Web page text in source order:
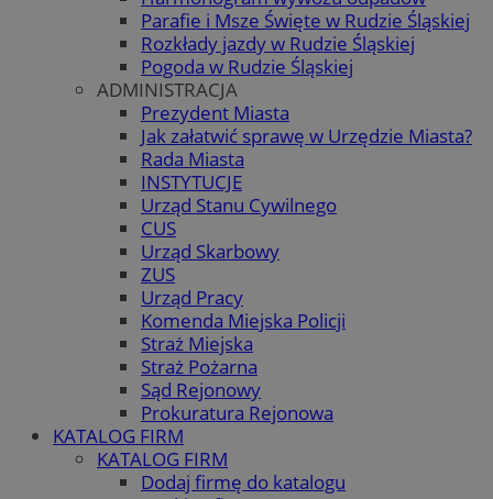
Parafie i Msze Święte w Rudzie Śląskiej
Rozkłady jazdy w Rudzie Śląskiej
Pogoda w Rudzie Śląskiej
ADMINISTRACJA
Prezydent Miasta
Jak załatwić sprawę w Urzędzie Miasta?
Rada Miasta
INSTYTUCJE
Urząd Stanu Cywilnego
CUS
Urząd Skarbowy
ZUS
Urząd Pracy
Komenda Miejska Policji
Straż Miejska
Straż Pożarna
Sąd Rejonowy
Prokuratura Rejonowa
KATALOG FIRM
KATALOG FIRM
Dodaj firmę do katalogu